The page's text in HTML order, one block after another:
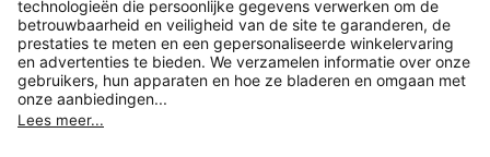
Versleuteling met